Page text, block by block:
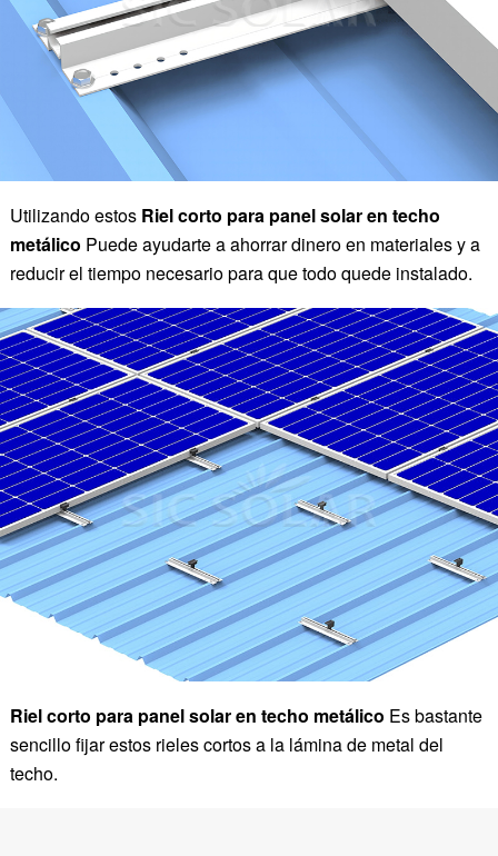
Utilizando estos Riel corto para panel solar en techo
metálico Puede ayudarte a ahorrar dinero en materiales y a
reducir el tiempo necesario para que todo quede instalado.
Riel corto para panel solar en techo metálico Es bastante
sencillo fijar estos rieles cortos a la lámina de metal del
techo.